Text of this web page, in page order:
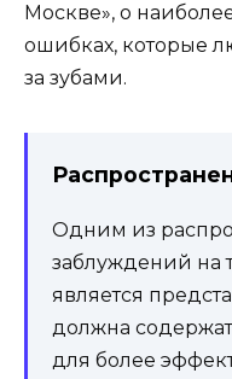
Москве», о
ошибках, которые
за зубами.
Одним из
заблуждений на
является
должна
для более